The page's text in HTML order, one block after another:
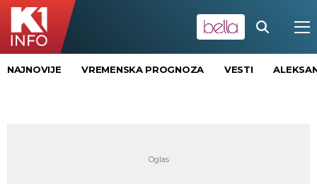
NAJNOVIJE VREMENSKA PROGNOZA VESTI